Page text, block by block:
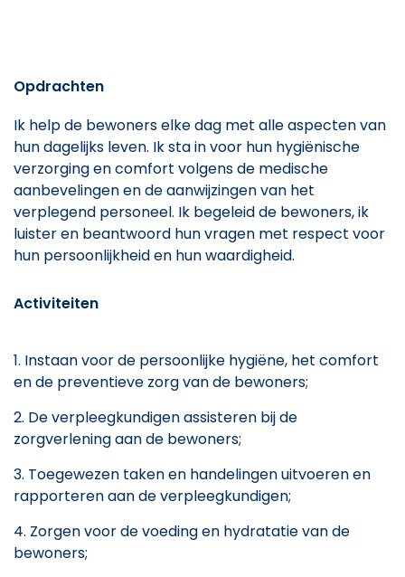
Opdrachten
Ik help de bewoners elke dag met alle aspecten van
hun dagelijks leven. Ik sta in voor hun hygiënische
verzorging en comfort volgens de medische
aanbevelingen en de aanwijzingen van het
verplegend personeel. Ik begeleid de bewoners, ik
luister en beantwoord hun vragen met respect voor
hun persoonlijkheid en hun waardigheid.
Activiteiten
Instaan voor de persoonlijke hygiëne, het comfort
en de preventieve zorg van de bewoners;
De verpleegkundigen assisteren bij de
zorgverlening aan de bewoners;
Toegewezen taken en handelingen uitvoeren en
rapporteren aan de verpleegkundigen;
Zorgen voor de voeding en hydratatie van de
bewoners;